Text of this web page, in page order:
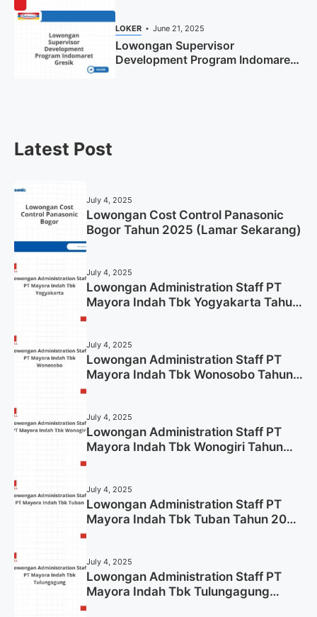
LOKER June 21, 2025
Lowongan Supervisor
Development Program Indomaret
Latest Post
July 4, 2025
Lowongan Cost Control Panasonic
Bogor Tahun 2025 (Lamar Sekarang)
July 4, 2025
Lowongan Administration Staff PT
Mayora Indah Tbk Yogyakarta Tahun
July 4, 2025
Lowongan Administration Staff PT
Mayora Indah Tbk Wonosobo Tahun
July 4, 2025
Lowongan Administration Staff PT
Mayora Indah Tbk Wonogiri Tahun
July 4, 2025
Lowongan Administration Staff PT
Mayora Indah Tbk Tuban Tahun 2025
July 4, 2025
Lowongan Administration Staff PT
Mayora Indah Tbk Tulungagung